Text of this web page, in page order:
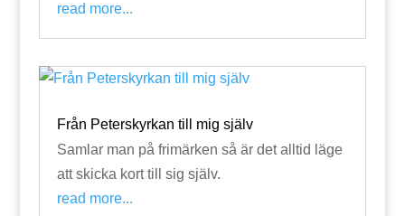
read more...
Från Peterskyrkan till mig själv
Samlar man på frimärken så är det alltid läge
att skicka kort till sig själv.
read more...